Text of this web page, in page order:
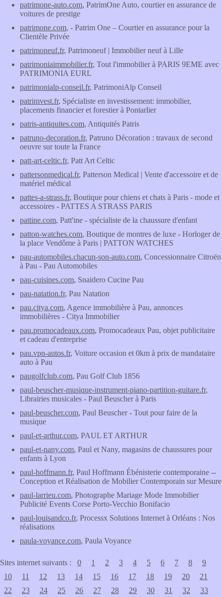
patrimone-auto.com, PatrimOne Auto, courtier en assurance de
voitures de prestige
patrimone.com, - Patrim One – Courtier en assurance pour la
Clientèle Privée
patrimoneuf.fr, Patrimoneuf | Immobilier neuf à Lille
patrimoniaimmobilier.fr, Tout l'immobilier à PARIS 9EME avec
PATRIMONIA EURL
patrimonialp-conseil.fr, PatrimoniAlp Conseil
patrimvest.fr, Spécialiste en investissement: immobilier,
placements financier et forestier à Pontarlier
patris-antiquites.com, Antiquités Patris
patruno-decoration.fr, Patruno Décoration : travaux de second
oeuvre sur toute la France
patt-art-celtic.fr, Patt Art Celtic
pattersonmedical.fr, Patterson Medical | Vente d'accessoire et de
matériel médical
pattes-a-strass.fr, Boutique pour chiens et chats à Paris - mode et
accessoires - PATTES A STRASS PARIS
pattine.com, Patt'ine - spécialiste de la chaussure d'enfant
patton-watches.com, Boutique de montres de luxe - Horloger de
la place Vendôme à Paris | PATTON WATCHES
pau-automobiles.chacun-son-auto.com, Concessionnaire Citroën
à Pau - Pau Automobiles
pau-cuisines.com, Snaidero Cucine Pau
pau-natation.fr, Pau Natation
pau.citya.com, Agence immobilière à Pau, annonces
immobilières - Citya Immobilier
pau.promocadeaux.com, Promocadeaux Pau, objet publicitaire
et cadeau d'entreprise
pau.vpn-autos.fr, Voiture occasion et 0km à prix de mandataire
auto à Pau
paugolfclub.com, Pau Golf Club 1856
paul-beuscher-musique-instrument-piano-partition-guitare.fr,
Librairies musicales - Paul Beuscher à Paris
paul-beuscher.com, Paul Beuscher - Tout pour faire de la
musique
paul-et-arthur.com, PAUL ET ARTHUR
paul-et-nany.com, Paul et Nany, magasins de chaussures pour
enfants à Lyon
paul-hoffmann.fr, Paul Hoffmann Ébénisterie contemporaine --
Conception et Réalisation de Mobilier Contemporain sur Mesure
paul-larrieu.com, Photographe Mariage Mode Immobilier
Publicité Events Corse Porto-Vecchio Bonifacio
paul-louisandco.fr, Processx Solutions Internet à Orléans : Nos
réalisations
paula-voyance.com, Paula Voyance
Sites internet suivants : 0 1 2 3 4 5 6 7 8
9
10
11 12 13 14 15 16 17 18 19 20
21
22
23 24 25 26 27 28 29 30 31 32 33